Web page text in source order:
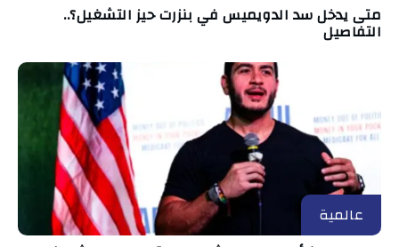
متى يدخل سد الدويميس في بنزرت حيز التشغيل؟..
التفاصيل
عالمية